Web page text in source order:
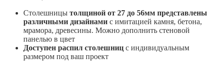
Столешницы толщиной от 27 до 56мм представлены
различными дизайнами с имитацией камня, бетона,
мрамора, древесины. Можно дополнить стеновой
панелью в цвет
Доступен распил столешниц с индивидуальным
размером под ваш проект